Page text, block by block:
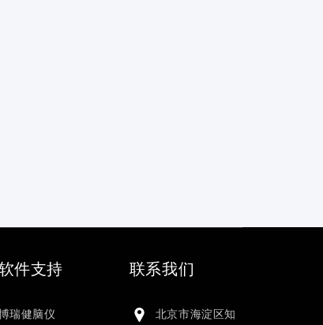
件支持
瑞健脑仪
联系我们
北京市海淀区知